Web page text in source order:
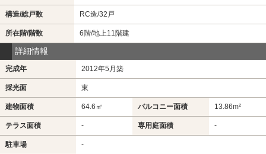
構造/総戸数 RC造/32戸
所在階/階数 6階/地上11階建
詳細情報
完成年 2012年5月築
採光面 東
建物面積 64.6㎡ バルコニー面積 13.86m²
テラス面積 - 専用庭面積 -
駐車場 -